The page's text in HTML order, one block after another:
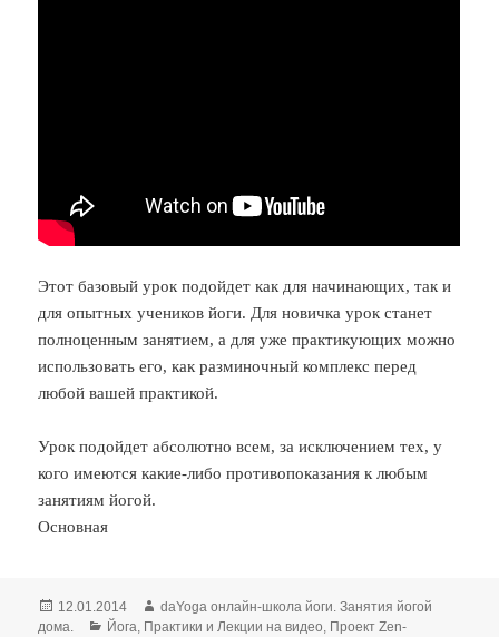
Этот базовый урок подойдет как для начинающих, так и
для опытных учеников йоги. Для новичка урок станет
полноценным занятием, а для уже практикующих можно
использовать его, как разминочный комплекс перед
любой вашей практикой.
Урок подойдет абсолютно всем, за исключением тех, у
кого имеются какие-либо противопоказания к любым
занятиям йогой.
Основная
Опубликовано
12.01.2014 Автор
daYoga онлайн-школа йоги. Занятия йогой
дома.
Рубрики
Йога, Практики и Лекции на видео, Проект Zen-